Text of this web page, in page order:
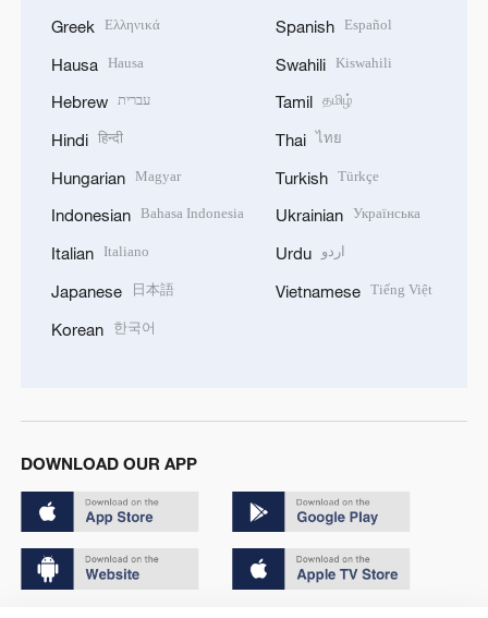
Greek Ελληνικά
Hausa Hausa
Hebrew עברית
Hindi हिन्दी
Hungarian Magyar
Indonesian Bahasa Indonesia
Italian Italiano
Japanese 日本語
Korean 한국어
Spanish Español
Swahili Kiswahili
Tamil தமிழ்
Thai ไทย
Turkish Türkçe
Ukrainian Українська
Urdu اردو
Vietnamese Tiếng Việt
DOWNLOAD OUR APP